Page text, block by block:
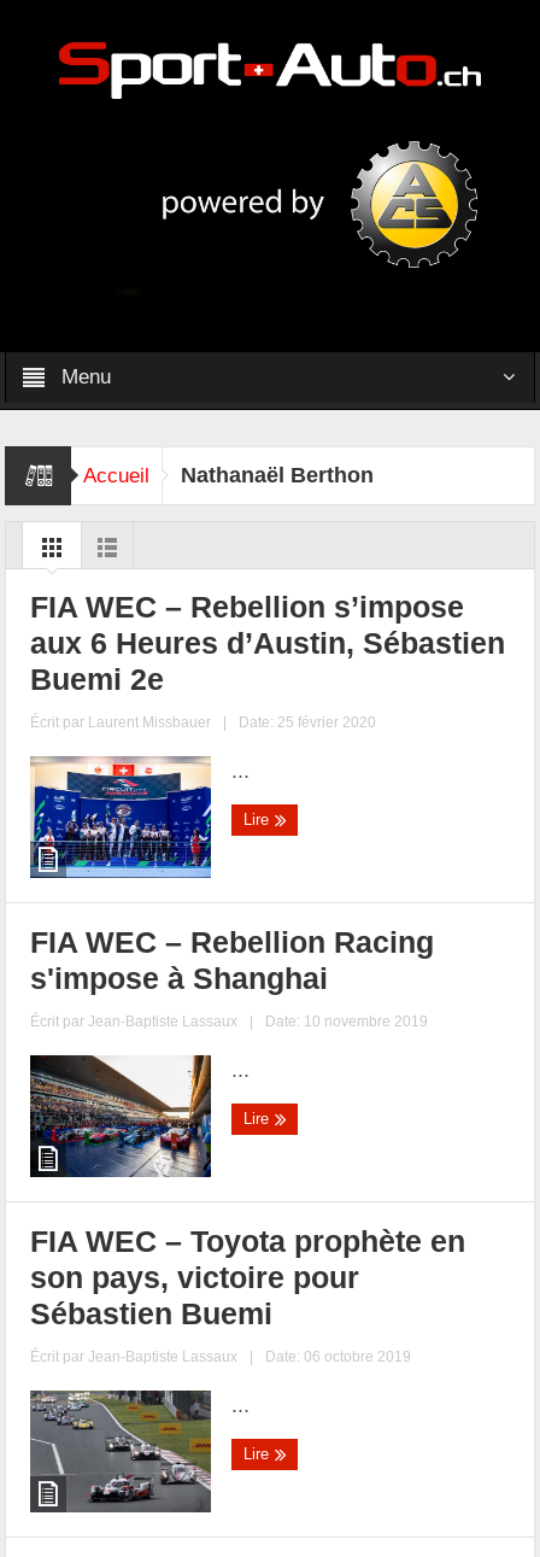
Menu
Accueil Nathanaël Berthon
FIA WEC – Rebellion s’impose
aux 6 Heures d’Austin, Sébastien
Buemi 2e
Écrit par Laurent Missbauer | Date: 25 février 2020
...
Lire
FIA WEC – Rebellion Racing
s'impose à Shanghai
Écrit parJean-Baptiste Lassaux | Date: 10 novembre 2019
...
Lire
FIA WEC – Toyota prophète en
son pays, victoire pour
Sébastien Buemi
Écrit parJean-Baptiste Lassaux | Date: 06 octobre 2019
...
Lire